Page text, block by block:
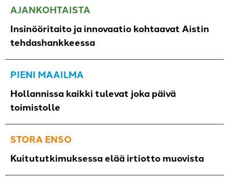
AJANKOHTAISTA
Insinööritaito ja innovaatio kohtaavat Aistin
tehdashankkeessa
PIENI MAAILMA
Hollannissa kaikki tulevat joka päivä
toimistolle
STORA ENSO
Kuitututkimuksessa elää irtiotto muovista